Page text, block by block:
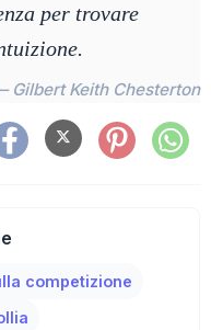
per trovare
Gilbert Keith Chesterton
competizione